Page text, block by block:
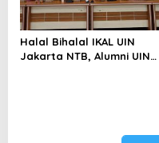
Halal Bihalal IKAL UIN
Jakarta NTB, Alumni UIN